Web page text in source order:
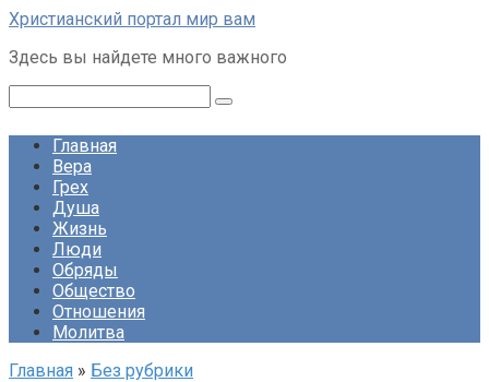
Перейти
контенту
Христианский портал мир вам
Здесь вы найдете много важного
Главная
Вера
Грех
Душа
Жизнь
Люди
Обряды
Общество
Отношения
Молитва
Главная » Без рубрики